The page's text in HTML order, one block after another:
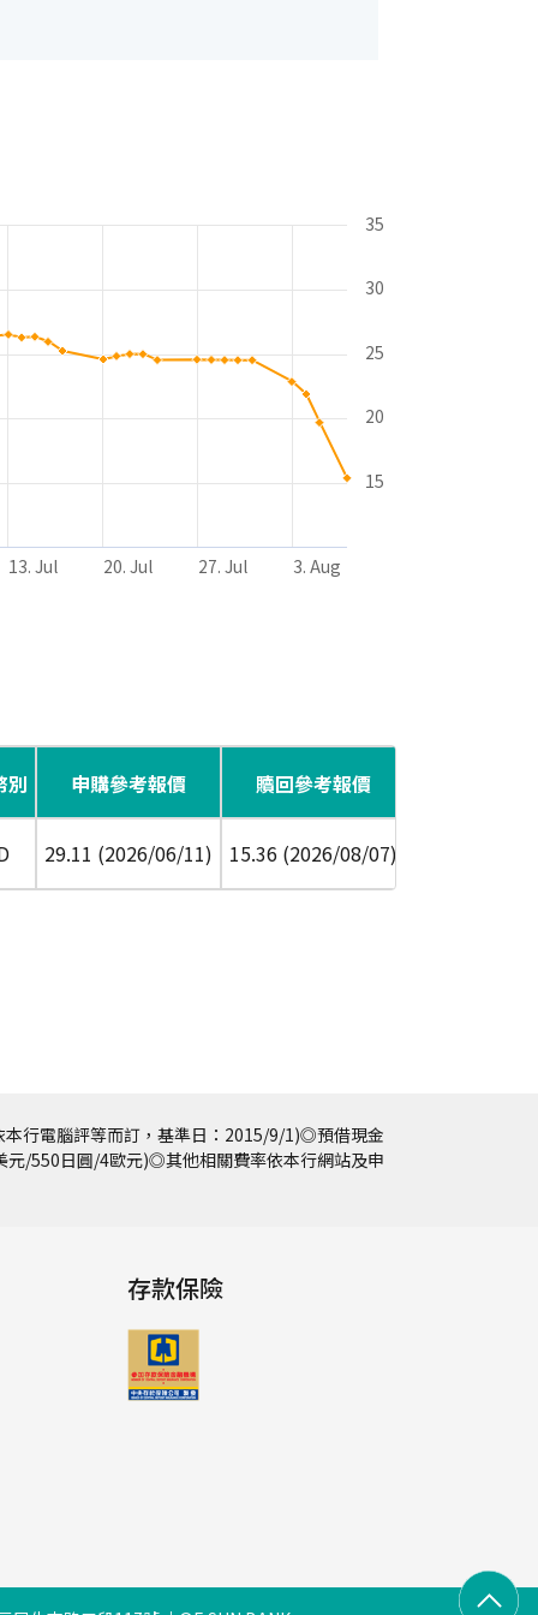
13. Jul 20. Jul 27. Jul 3. Aug
15
20
25
30
35
別 申購參考報價 贖回參考報價
29.11 (2026/06/11) 15.36 (2026/08/07)
行電腦評等而訂，基準日：2015/9/1)◎預借現金
元/550日圓/4歐元)◎其他相關費率依本行網站及申
存款保險